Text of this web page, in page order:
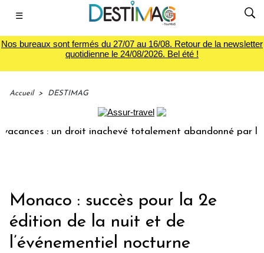
☰
Nos bureaux sont fermés du 27/07 au 16/08. Retour de la newsletter
quotidienne le 24/08/2026. Bel été !
Accueil > DESTIMAG
: un droit inachevé totalement abandonné par les
Monaco : succès pour la 2e
édition de la nuit et de
l’événementiel nocturne